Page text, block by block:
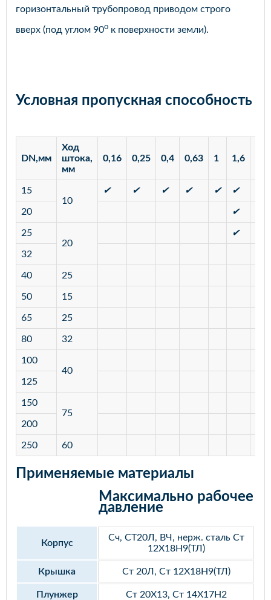
горизонтальный трубопровод приводом строго
вверх (под углом 90o к поверхности земли).
Условная пропускная способность
DN,мм
Ход
штока,
мм
0,16 0,25 0,4 0,63 1 1,6
15
10
✔ ✔ ✔ ✔ ✔ ✔
20 ✔
25
20
✔
32
40 25
50 15
65 25
80 32
100
40
125
150
75
200
250 60
Применяемые материалы
Максимально рабочее
давление
Корпус
Сч, СТ20Л, ВЧ, нерж. сталь Ст
12Х18Н9(ТЛ)
Крышка Ст 20Л, Ст 12Х18Н9(ТЛ)
Плунжер Ст 20Х13, Ст 14Х17Н2